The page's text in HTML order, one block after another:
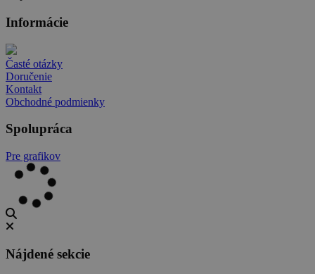
Informácie
Časté otázky
Doručenie
Kontakt
Obchodné podmienky
Spolupráca
Pre grafikov
Nájdené sekcie